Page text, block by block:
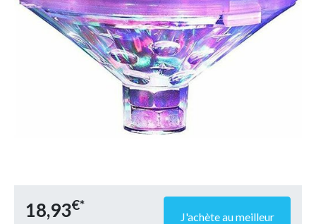
18,93€*
J'achète au meilleur